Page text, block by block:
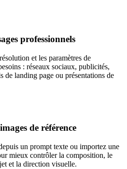
professionnels
et les paramètres de
: réseaux sociaux, publicités,
de landing page ou présentations de
de référence
un prompt texte ou importez une
mieux contrôler la composition, le
et la direction visuelle.